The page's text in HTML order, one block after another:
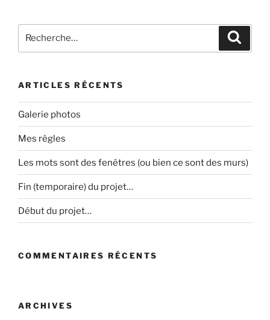
pour
ARTICLES RÉCENTS
Galerie photos
Mes règles
Les mots sont des fenêtres (ou bien ce sont des murs)
Fin (temporaire) du projet…
Début du projet…
COMMENTAIRES RÉCENTS
ARCHIVES